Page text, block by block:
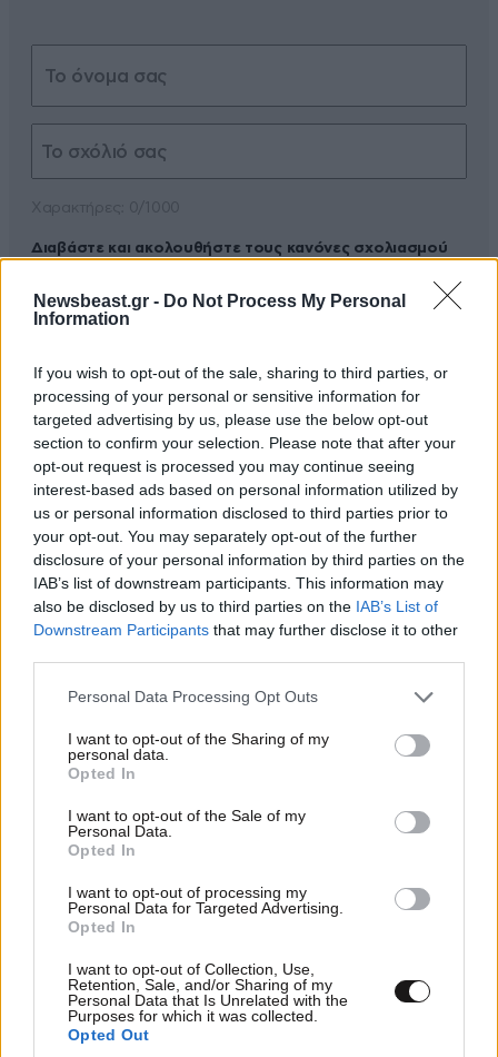
Newsbeast.gr - Do Not Process My Personal
Information
If you wish to opt-out of the sale, sharing to third parties, or
processing of your personal or sensitive information for
targeted advertising by us, please use the below opt-out
section to confirm your selection. Please note that after your
opt-out request is processed you may continue seeing
interest-based ads based on personal information utilized by
us or personal information disclosed to third parties prior to
your opt-out. You may separately opt-out of the further
disclosure of your personal information by third parties on the
IAB’s list of downstream participants. This information may
also be disclosed by us to third parties on the IAB’s List of
Downstream Participants that may further disclose it to other
Please note that this website/app uses one or more Google
not limited to your visit or usage behaviour. You may click to
grant or deny consent to Google and its third-party tags to
use your data for below specified purposes in below Google
consent section.
Personal Data Processing Opt Outs
I want to opt-out of the Sharing of my
personal data.
Opted In
I want to opt-out of the Sale of my
Personal Data.
Opted In
I want to opt-out of processing my
Personal Data for Targeted Advertising.
Opted In
I want to opt-out of Collection, Use,
Retention, Sale, and/or Sharing of my
Personal Data that Is Unrelated with the
Purposes for which it was collected.
Opted Out
Διαβάστε και ακολουθήστε τους κανόνες σχολιασμού
ΠΡΟΣΘΗΚΗ
Mitsakos 17·06·2026 06:11
Μα αυτό ήταν αναπηρικό αμαξίδιο! Προφανώς η
γυναίκα έχει κινητικά προβλήματα.
Απαντήστε
Να απαγορευτουν 16·06·2026 23:26
αμεσως τα σκουτερ , τα ποδηλατα , τα αυτοκινητα , οι